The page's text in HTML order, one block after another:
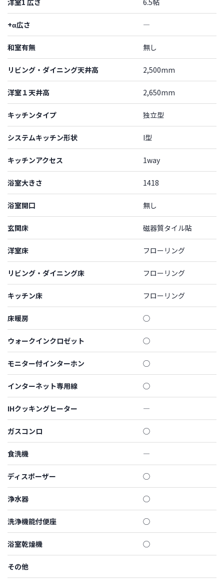
洋室1 広さ 6.5帖
+α広さ ―
和室有無 無し
リビング・ダイニング天井高 2,500mm
洋室１天井高 2,650mm
キッチンタイプ 独立型
システムキッチン形状 I型
キッチンアクセス 1way
浴室大きさ 1418
浴室開口 無し
玄関床 磁器質タイル貼
洋室床 フローリング
リビング・ダイニング床 フローリング
キッチン床 フローリング
床暖房 ◯
ウォークインクロゼット ◯
モニター付インターホン ◯
インターネット専用線 ◯
IHクッキングヒーター ―
ガスコンロ ◯
食洗機 ―
ディスポーザー ◯
浄水器 ◯
洗浄機能付便座 ◯
浴室乾燥機 ◯
その他